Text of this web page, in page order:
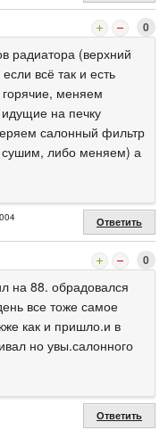
0
радиатора (верхний
всё так и есть
меняем
на печку
салонный фильтр
либо меняем) а
Ответить
0
на 88. обрадовался
все тоже самое
как и пришло.и в
но увы.салонного
Ответить